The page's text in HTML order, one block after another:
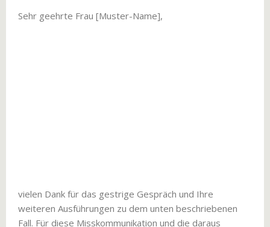
Sehr geehrte Frau [Muster-Name],
vielen Dank für das gestrige Gespräch und Ihre
weiteren Ausführungen zu dem unten beschriebenen
Fall. Für diese Misskommunikation und die daraus